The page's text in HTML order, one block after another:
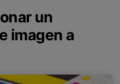
un
imagen a